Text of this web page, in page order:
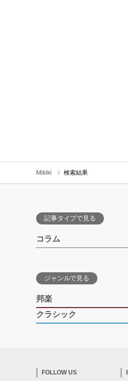
Mikiki 検索結果
記事タイプで見る
コラム
ジャンルで見る
邦楽
クラシック
FOLLOW US